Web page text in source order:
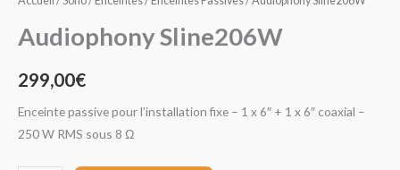
Audiophony Sline206W
299,00€
Enceinte passive pour l’installation fixe – 1 x 6″ + 1 x 6″ coaxial –
250 W RMS sous 8 Ω